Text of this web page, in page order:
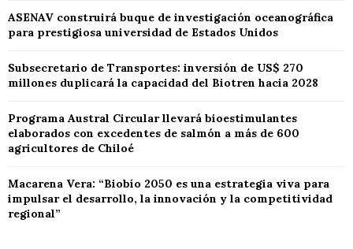
ASENAV construirá buque de investigación oceanográfica
para prestigiosa universidad de Estados Unidos
Subsecretario de Transportes: inversión de US$ 270
millones duplicará la capacidad del Biotren hacia 2028
Programa Austral Circular llevará bioestimulantes
elaborados con excedentes de salmón a más de 600
agricultores de Chiloé
Macarena Vera: “Biobío 2050 es una estrategia viva para
impulsar el desarrollo, la innovación y la competitividad
regional”